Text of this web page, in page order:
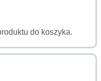
do koszyka.